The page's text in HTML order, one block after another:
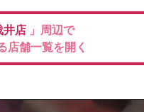
井店 」周辺で
店舗一覧を開く